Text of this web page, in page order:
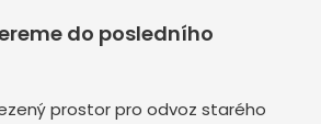
do posledního
prostor pro odvoz starého